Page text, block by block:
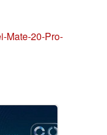
Mate-20-Pro-